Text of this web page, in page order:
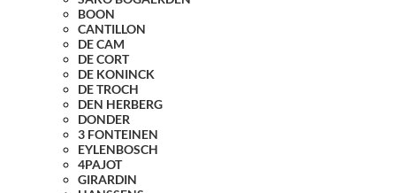
BOON
CANTILLON
DE CAM
DE CORT
DE KONINCK
DE TROCH
DEN HERBERG
DONDER
3 FONTEINEN
EYLENBOSCH
4PAJOT
GIRARDIN